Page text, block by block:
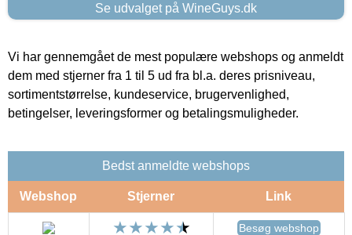
Se udvalget på WineGuys.dk
Vi har gennemgået de mest populære webshops og anmeldt
dem med stjerner fra 1 til 5 ud fra bl.a. deres prisniveau,
sortimentstørrelse, kundeservice, brugervenlighed,
betingelser, leveringsformer og betalingsmuligheder.
Bedst anmeldte webshops
Webshop Stjerner Link
Besøg webshop